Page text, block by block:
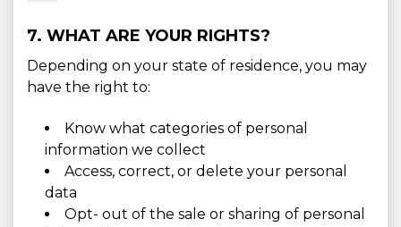
7. WHAT ARE YOUR RIGHTS?
Depending on your state of residence, you may
have the right to:
Know what categories of personal
information we collect
Access, correct, or delete your personal
data
Opt- out of the sale or sharing of personal